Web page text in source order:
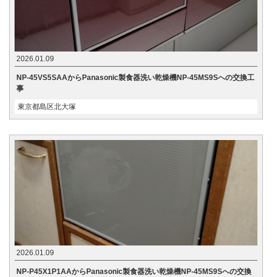
2026.01.09
NP-45VS5SAAからPanasonic製食器洗い乾燥機NP-45MS9Sへの交換工
事
東京都島区北大塚
2026.01.09
NP-P45X1P1AAからPanasonic製食器洗い乾燥機NP-45MS9Sへの交換